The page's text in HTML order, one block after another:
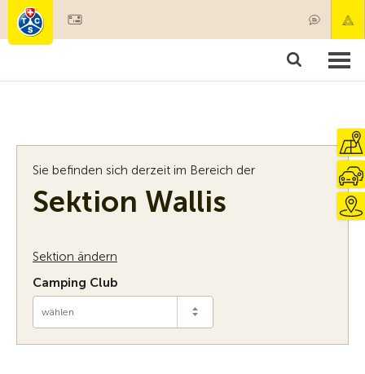
Mitgliedschaft & Leistungen
Sie befinden sich derzeit im Bereich der
Sektion Wallis
Sektion ändern
Camping Club
wählen